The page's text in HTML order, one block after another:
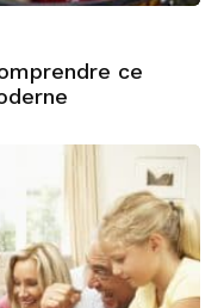
ce